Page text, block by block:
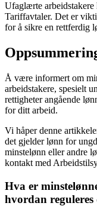
Ufaglærte
Tariffavtaler. Det er
for å sikre en rettferdig
Å være informert om
arbeidstakere, spesielt
rettigheter angående
for ditt arbeid.
Vi håper denne
det gjelder lønn for
minstelønn eller andre
kontakt med
Hva er
hvordan reguleres